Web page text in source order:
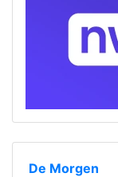
De Morgen